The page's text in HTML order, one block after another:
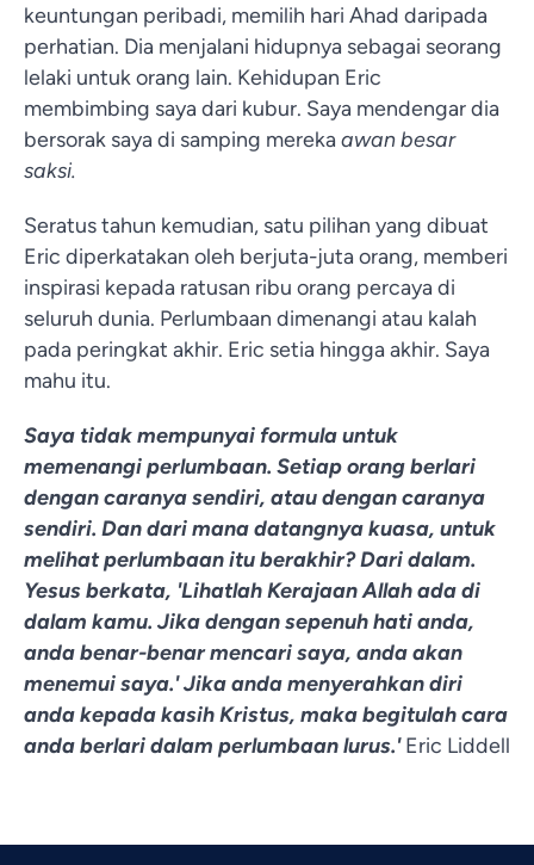
keuntungan peribadi, memilih hari Ahad daripada
perhatian. Dia menjalani hidupnya sebagai seorang
lelaki untuk orang lain. Kehidupan Eric
membimbing saya dari kubur. Saya mendengar dia
bersorak saya di samping mereka awan besar
saksi.
Seratus tahun kemudian, satu pilihan yang dibuat
Eric diperkatakan oleh berjuta-juta orang, memberi
inspirasi kepada ratusan ribu orang percaya di
seluruh dunia. Perlumbaan dimenangi atau kalah
pada peringkat akhir. Eric setia hingga akhir. Saya
mahu itu.
Saya tidak mempunyai formula untuk
memenangi perlumbaan. Setiap orang berlari
dengan caranya sendiri, atau dengan caranya
sendiri. Dan dari mana datangnya kuasa, untuk
melihat perlumbaan itu berakhir? Dari dalam.
Yesus berkata, 'Lihatlah Kerajaan Allah ada di
dalam kamu. Jika dengan sepenuh hati anda,
anda benar-benar mencari saya, anda akan
menemui saya.' Jika anda menyerahkan diri
anda kepada kasih Kristus, maka begitulah cara
anda berlari dalam perlumbaan lurus.'Eric Liddell
Urdu
Vietnamese